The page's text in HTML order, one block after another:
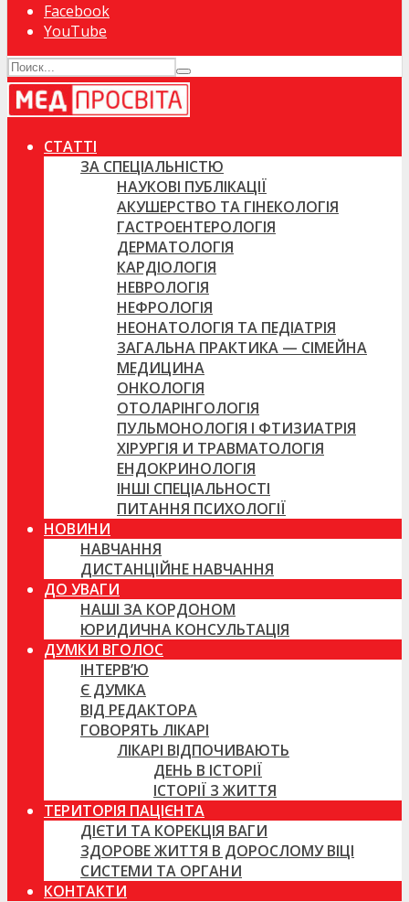
Facebook
YouTube
СТАТТІ
ЗА СПЕЦІАЛЬНІСТЮ
НАУКОВІ ПУБЛІКАЦІЇ
АКУШЕРСТВО ТА ГІНЕКОЛОГІЯ
ГАСТРОЕНТЕРОЛОГІЯ
ДЕРМАТОЛОГІЯ
КАРДІОЛОГІЯ
НЕВРОЛОГІЯ
НЕФРОЛОГІЯ
НЕОНАТОЛОГІЯ ТА ПЕДІАТРІЯ
ЗАГАЛЬНА ПРАКТИКА — СІМЕЙНА
МЕДИЦИНА
ОНКОЛОГІЯ
ОТОЛАРІНГОЛОГІЯ
ПУЛЬМОНОЛОГІЯ І ФТИЗИАТРІЯ
ХІРУРГІЯ И ТРАВМАТОЛОГІЯ
ЕНДОКРИНОЛОГІЯ
ІНШІ СПЕЦІАЛЬНОСТІ
ПИТАННЯ ПСИХОЛОГІЇ
НОВИНИ
НАВЧАННЯ
ДИСТАНЦІЙНЕ НАВЧАННЯ
ДО УВАГИ
НАШІ ЗА КОРДОНОМ
ЮРИДИЧНА КОНСУЛЬТАЦІЯ
ДУМКИ ВГОЛОС
ІНТЕРВ’Ю
Є ДУМКА
ВІД РЕДАКТОРА
ГОВОРЯТЬ ЛІКАРІ
ЛІКАРІ ВІДПОЧИВАЮТЬ
ДЕНЬ В ІСТОРІЇ
ІСТОРІЇ З ЖИТТЯ
ТЕРИТОРІЯ ПАЦІЄНТА
ДІЄТИ ТА КОРЕКЦІЯ ВАГИ
ЗДОРОВЕ ЖИТТЯ В ДОРОСЛОМУ ВІЦІ
СИСТЕМИ ТА ОРГАНИ
КОНТАКТИ